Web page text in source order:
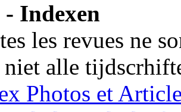
Indexen
les revues ne
alle
Photos et